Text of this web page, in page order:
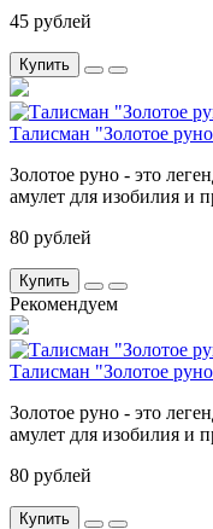
45 рублей
Купить
Талисман "Золотое
Золотое руно - это
амулет для изобилия и
80 рублей
Купить
Рекомендуем
Талисман "Золотое
Золотое руно - это
амулет для изобилия и
80 рублей
Купить